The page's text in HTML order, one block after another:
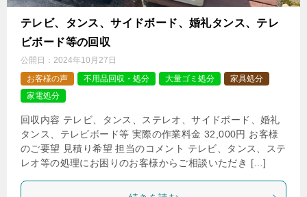
テレビ、タンス、サイドボード、婚礼タンス、テレ
ビボード等の回収
公開日： 2024年10月27日
お客様の声
不用品回収・処分 大量ゴミ処分
家具処分
家電処分
回収内容 テレビ、タンス、ステレオ、サイドボード、婚礼
タンス、テレビボード等 実際の作業料金 32,000円 お客様
のご要望 見積り希望 担当のコメント テレビ、タンス、ステ
レオ等の処理にお困りのお客様からご相談いただき […]